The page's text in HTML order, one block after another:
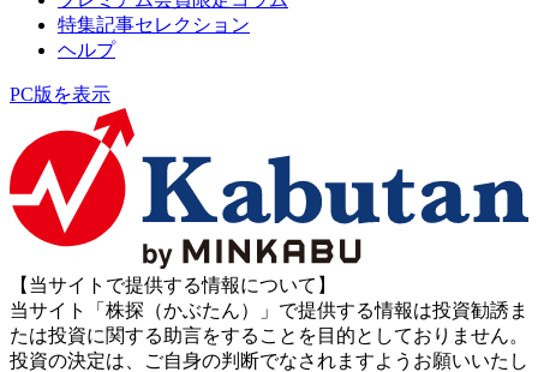
特集記事セレクション
ヘルプ
PC版を表示
【当サイトで提供する情報について】
当サイト「株探（かぶたん）」で提供する情報は投資勧誘ま
たは投資に関する助言をすることを目的としておりません。
投資の決定は、ご自身の判断でなされますようお願いいたし